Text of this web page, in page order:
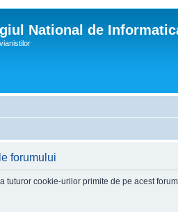
National de
forumului
tuturor cookie-urilor primite de pe acest